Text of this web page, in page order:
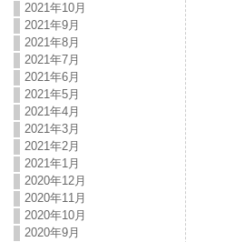
2021年10月
2021年9月
2021年8月
2021年7月
2021年6月
2021年5月
2021年4月
2021年3月
2021年2月
2021年1月
2020年12月
2020年11月
2020年10月
2020年9月